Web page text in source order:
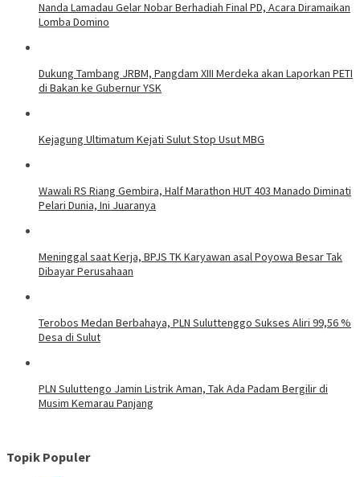
Nanda Lamadau Gelar Nobar Berhadiah Final PD, Acara Diramaikan
Lomba Domino
Dukung Tambang JRBM, Pangdam XIII Merdeka akan Laporkan PETI
di Bakan ke Gubernur YSK
Kejagung Ultimatum Kejati Sulut Stop Usut MBG
Wawali RS Riang Gembira, Half Marathon HUT 403 Manado Diminati
Pelari Dunia, Ini Juaranya
Meninggal saat Kerja, BPJS TK Karyawan asal Poyowa Besar Tak
Dibayar Perusahaan
Terobos Medan Berbahaya, PLN Suluttenggo Sukses Aliri 99,56 %
Desa di Sulut
PLN Suluttengo Jamin Listrik Aman, Tak Ada Padam Bergilir di
Musim Kemarau Panjang
Topik Populer